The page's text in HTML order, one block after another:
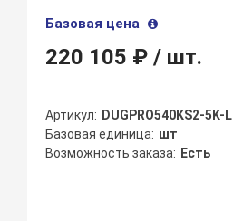
Базовая цена
220 105 ₽/ шт.
Артикул
DUGPRO540KS2-5K-L
Базовая единица шт
Возможность заказа
Есть